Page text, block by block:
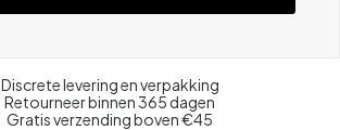
Discrete levering en verpakking
Retourneer binnen 365 dagen
Gratis verzending boven €45